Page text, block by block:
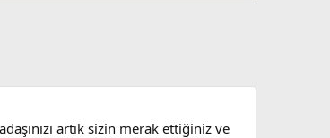
artık sizin merak ettiğiniz ve